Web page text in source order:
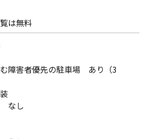
は無料
障害者優先の駐車場 あり（3
なし